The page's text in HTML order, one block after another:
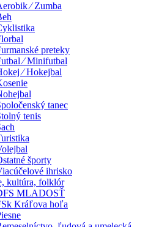
⁄ Zumba
preteky
⁄ Minifutbal
⁄ Hokejbal
tanec
tenis
športy
ihrisko
kultúra, folklór
MLADOSŤ
Kráľova hoľa